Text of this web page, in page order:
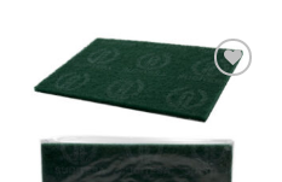
Kedvencekhez